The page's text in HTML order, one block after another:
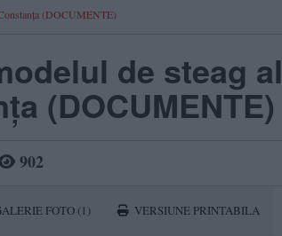
(DOCUMENTE)
de steag al
(DOCUMENTE)
902
FOTO (1) VERSIUNE PRINTABILA